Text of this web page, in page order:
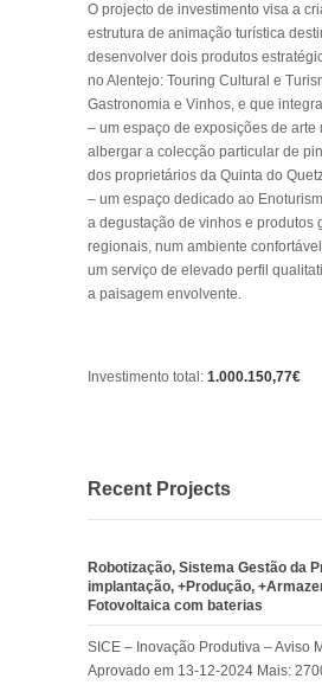
O projecto de investimento visa a
estrutura de animação turística
desenvolver dois produtos
no Alentejo: Touring Cultural e
Gastronomia e Vinhos, e que
– um espaço de exposições de arte
albergar a colecção particular de
dos proprietários da Quinta do
– um espaço dedicado ao
a degustação de vinhos e produtos
regionais, num ambiente
um serviço de elevado perfil
a paisagem envolvente.
Investimento total: 1.000.150,77€
Recent Projects
Robotização, Sistema Gestão da
implantação, +Produção,
Fotovoltaica com baterias
SICE – Inovação Produtiva – Aviso
Aprovado em 13-12-2024 Mais: